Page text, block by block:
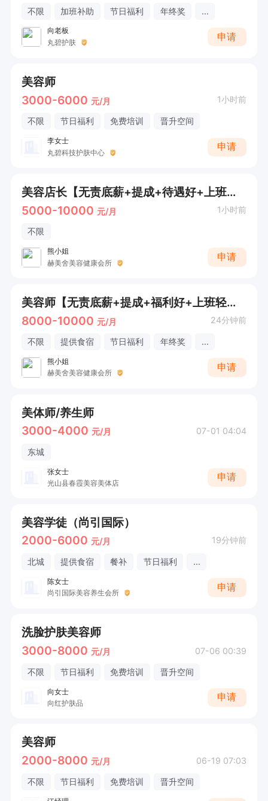
不限 加班补助 节日福利 年终奖 ...
向老板
丸碧护肤
申请
美容师
3000-6000 元/月 1小时前
不限 节日福利 免费培训 晋升空间
李女士
丸碧科技护肤中心
申请
美容店长【无责底薪+提成+待遇好+上班轻松】
5000-10000 元/月 1小时前
不限
熊小姐
赫美舍美容健康会所
申请
美容师【无责底薪+提成+福利好+上班轻松】
8000-10000 元/月 24分钟前
不限 提供食宿 节日福利 年终奖 ...
熊小姐
赫美舍美容健康会所
申请
美体师/养生师
3000-4000 元/月 07-01 04:04
东城
张女士
光山县春霞美容美体店
申请
美容学徒（尚引国际）
2000-6000 元/月 19分钟前
北城 提供食宿 餐补 节日福利 ...
陈女士
尚引国际美容养生会所
申请
洗脸护肤美容师
3000-8000 元/月 07-06 00:39
不限 节日福利 免费培训 晋升空间
向女士
向红护肤品
申请
美容师
2000-8000 元/月 06-19 07:03
不限 节日福利 免费培训 晋升空间